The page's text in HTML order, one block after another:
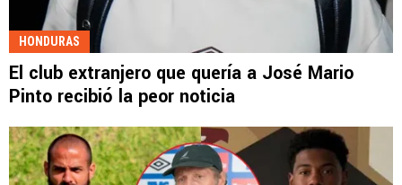
HONDURAS
El club extranjero que quería a José Mario
Pinto recibió la peor noticia